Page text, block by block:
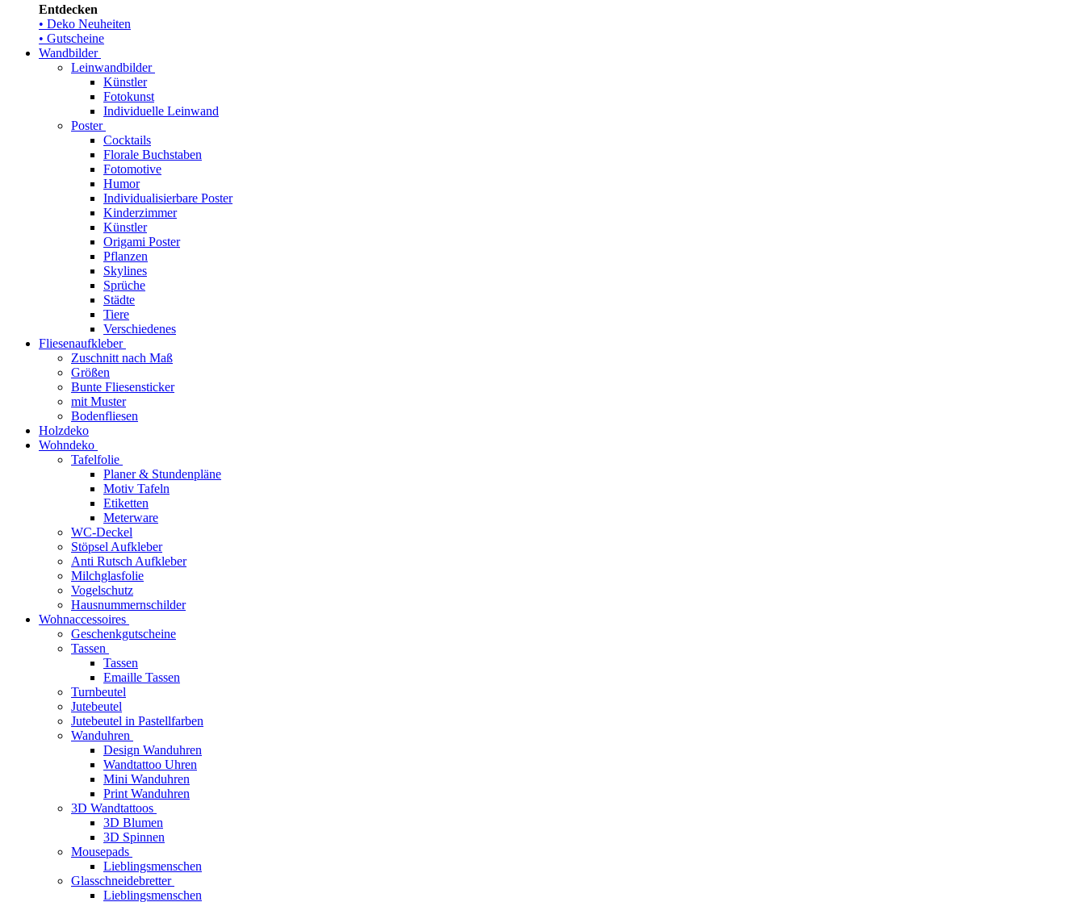
Entdecken
• Deko Neuheiten
• Gutscheine
Wandbilder
Leinwandbilder
Künstler
Fotokunst
Individuelle Leinwand
Poster
Cocktails
Florale Buchstaben
Fotomotive
Humor
Individualisierbare Poster
Kinderzimmer
Künstler
Origami Poster
Pflanzen
Skylines
Sprüche
Städte
Tiere
Verschiedenes
Fliesenaufkleber
Zuschnitt nach Maß
Größen
Bunte Fliesensticker
mit Muster
Bodenfliesen
Holzdeko
Wohndeko
Tafelfolie
Planer & Stundenpläne
Motiv Tafeln
Etiketten
Meterware
WC-Deckel
Stöpsel Aufkleber
Anti Rutsch Aufkleber
Milchglasfolie
Vogelschutz
Hausnummernschilder
Wohnaccessoires
Geschenkgutscheine
Tassen
Tassen
Emaille Tassen
Turnbeutel
Jutebeutel
Jutebeutel in Pastellfarben
Wanduhren
Design Wanduhren
Wandtattoo Uhren
Mini Wanduhren
Print Wanduhren
3D Wandtattoos
3D Blumen
3D Spinnen
Mousepads
Lieblingsmenschen
Glasschneidebretter
Lieblingsmenschen